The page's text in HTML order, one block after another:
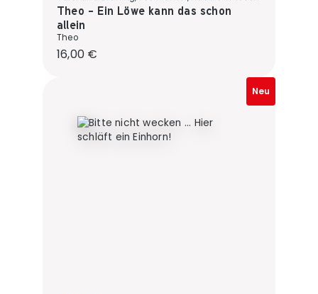
Theo - Ein Löwe kann das schon
allein
Theo
Regulärer Preis:
16,00 €
Neu